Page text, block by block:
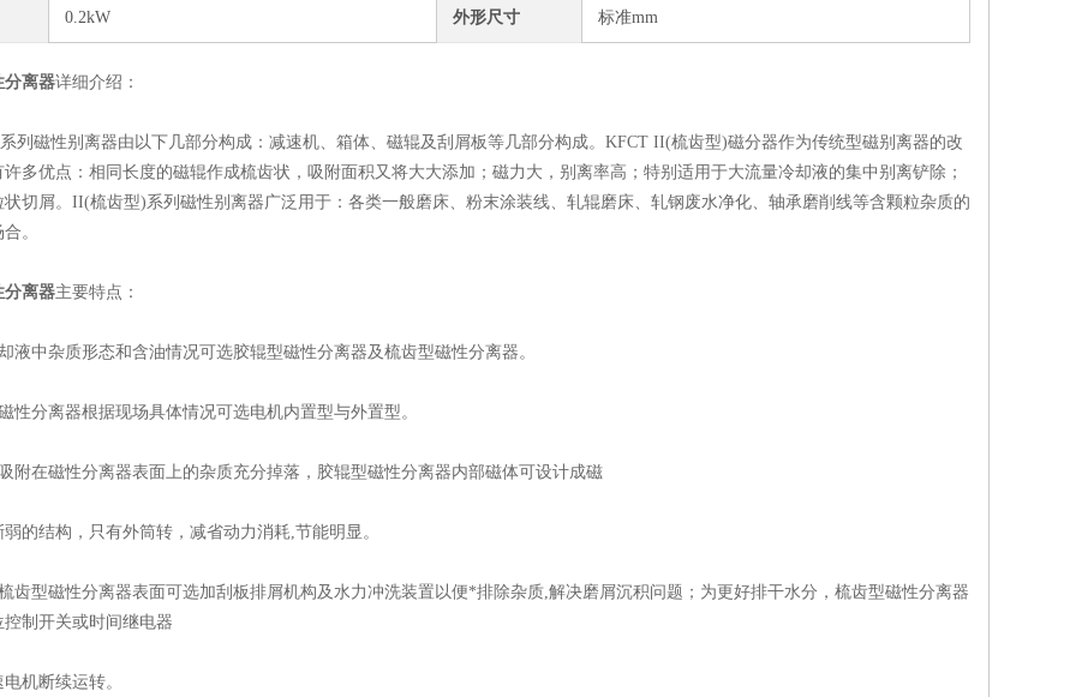
0.2kW 外形尺寸 标准mm
分离器详细介绍：
性别离器由以下几部分构成：减速机、箱体、磁辊及刮屑板等几部分构成。KFCT II(梳齿型)磁分器作为传统型磁别离器的改
多优点：相同长度的磁辊作成梳齿状，吸附面积又将大大添加；磁力大，别离率高；特别适用于大流量冷却液的集中别离铲除；
状切屑。II(梳齿型)系列磁性别离器广泛用于：各类一般磨床、粉末涂装线、轧辊磨床、轧钢废水净化、轴承磨削线等含颗粒杂质的
。
分离器主要特点：
杂质形态和含油情况可选胶辊型磁性分离器及梳齿型磁性分离器。
离器根据现场具体情况可选电机内置型与外置型。
磁性分离器表面上的杂质充分掉落，胶辊型磁性分离器内部磁体可设计成磁
结构，只有外筒转，减省动力消耗,节能明显。
磁性分离器表面可选加刮板排屑机构及水力冲洗装置以便*排除杂质,解决磨屑沉积问题；为更好排干水分，梳齿型磁性分离器
制开关或时间继电器
断续运转。